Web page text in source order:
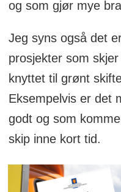
og som gjør mye
Jeg syns også det
prosjekter som
knyttet til grønt
Eksempelvis er det
godt og som
skip inne kort tid.